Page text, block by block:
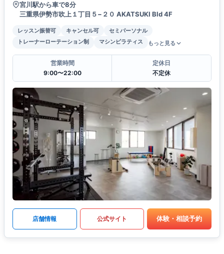
宮川駅から車で8分
三重県伊勢市吹上１丁目５−２０ AKATSUKI Bld 4F
レッスン振替可 キャンセル可
セミパーソナル
トレーナーローテーション制
マシンピラティス もっと見る
営業時間
9:00〜22:00
定休日
不定休
店舗情報 公式サイト 体験・相談予約